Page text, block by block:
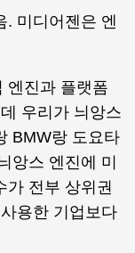
. 미디어젠은 엔
엔진과 플랫폼
우리가 늬앙스
BMW랑 도요타
앙스 엔진에 미
가 전부 상위권
용한 기업보다